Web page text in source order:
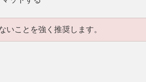
ことを強く推奨します。